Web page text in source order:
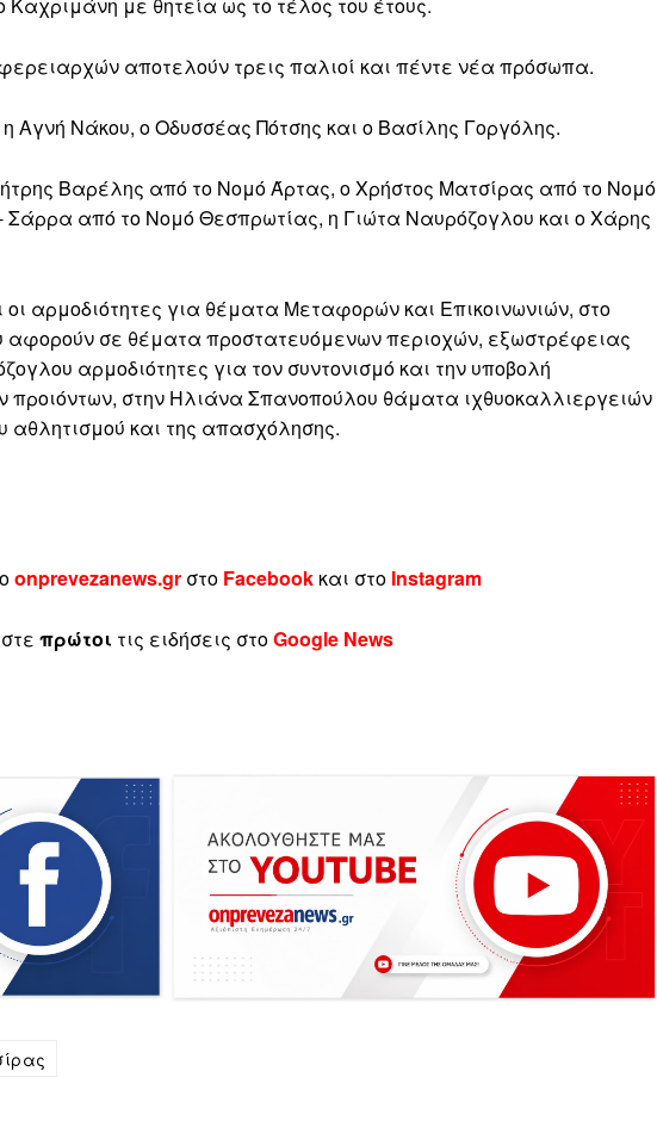
αποτελούν τρεις παλιοί και πέντε νέα πρόσωπα.
Αγνή Νάκου, ο Οδυσσέας Πότσης και ο Βασίλης Γοργόλης.
Βαρέλης από το Νομό Άρτας, ο Χρήστος Ματσίρας από το Νομό
από το Νομό Θεσπρωτίας, η Γιώτα Ναυρόζογλου και ο Χάρης
αρμοδιότητες για θέματα Μεταφορών και Επικοινωνιών, στο
αφορούν σε θέματα προστατευόμενων περιοχών, εξωστρέφειας
αρμοδιότητες για τον συντονισμό και την υποβολή
προιόντων, στην Ηλιάνα Σπανοπούλου θάματα ιχθυοκαλλιεργειών
αθλητισμού και της απασχόλησης.
onprevezanews.grστο Facebookκαι στο Instagram
πρώτοι τις ειδήσεις στοGoogle News